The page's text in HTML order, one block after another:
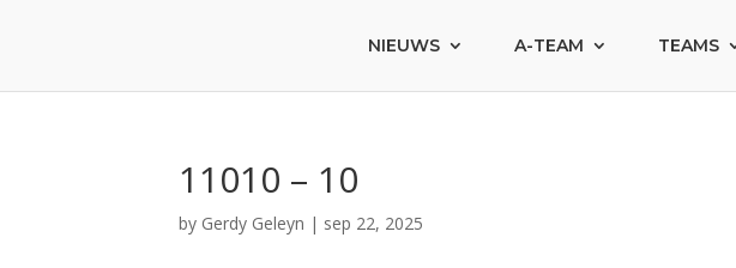
NIEUWS A-TEAM TEAMS
11010 – 10
by Gerdy Geleyn | sep 22, 2025